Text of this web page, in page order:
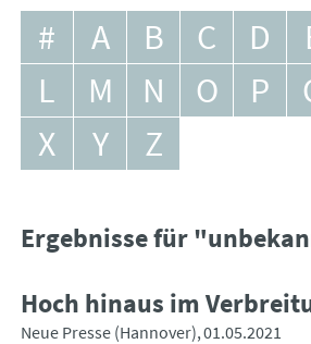
# A B C D
L
M N O P
X
Y Z
Ergebnisse für
Hoch hinaus im
Neue Presse (Hannover) 01.05.2021